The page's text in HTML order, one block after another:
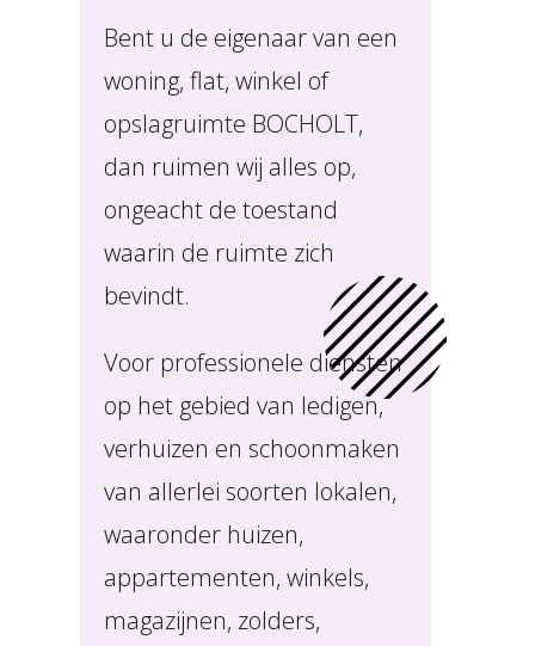
Bent u de eigenaar van een
woning, flat, winkel of
opslagruimte BOCHOLT,
dan ruimen wij alles op,
ongeacht de toestand
waarin de ruimte zich
bevindt.
Voor professionele diensten
op het gebied van ledigen,
verhuizen en schoonmaken
van allerlei soorten lokalen,
waaronder huizen,
appartementen, winkels,
magazijnen, zolders,